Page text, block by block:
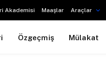
Akademisi Maaşlar Araçlar
Özgeçmiş Mülakat